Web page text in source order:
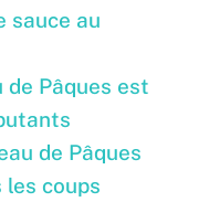
sauce au
de Pâques est
de Pâques
coups